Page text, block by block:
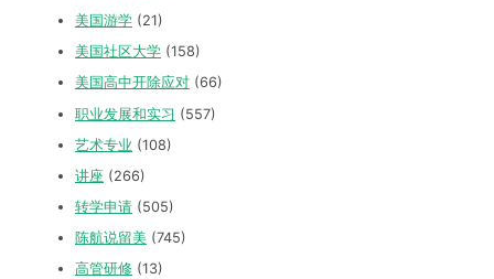
美国游学 (21)
美国社区大学 (158)
美国高中开除应对 (66)
职业发展和实习 (557)
艺术专业 (108)
讲座 (266)
转学申请 (505)
陈航说留美 (745)
高管研修 (13)